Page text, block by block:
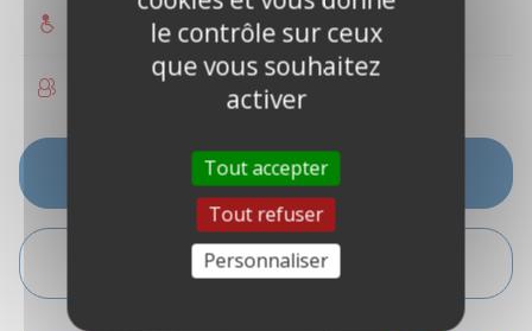
Accessible to disabled people
Children allowed
SEE AVAILABILITY PERIODS
GIVE ME DIRECTIONS
le contrôle sur ceux
que vous souhaitez
activer
Tout accepter
Tout refuser
Personnaliser